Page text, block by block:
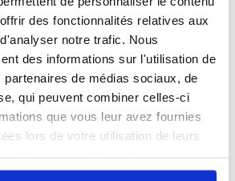
des fonctionnalités relatives aux
notre trafic. Nous
des informations sur l'utilisation de
de médias sociaux, de
qui peuvent combiner celles-ci
que vous leur avez fournies
lors de votre utilisation de leurs
site Web.